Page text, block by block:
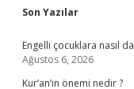
Sidebar
Son Yazılar
Engelli çocuklara nasıl
Ağustos 6, 2026
Kur’an’ın önemi nedir ?